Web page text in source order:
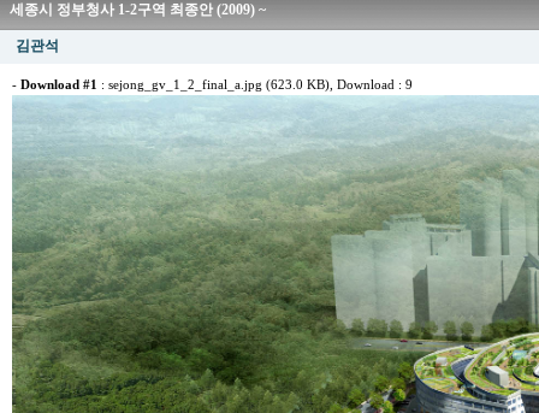
세종시 정부청사 1-2구역 최종안 (2009) ~
김관석
- Download #1 : sejong_gv_1_2_final_a.jpg (623.0 KB) , Download : 9